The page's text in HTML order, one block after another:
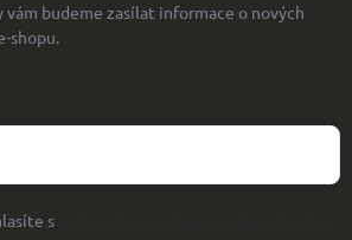
vám budeme zasílat informace o nových
shopu.
s